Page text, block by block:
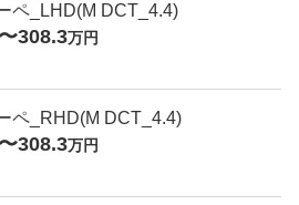
ペ_LHD(M DCT_4.4)
308.3万円
ペ_RHD(M DCT_4.4)
308.3万円